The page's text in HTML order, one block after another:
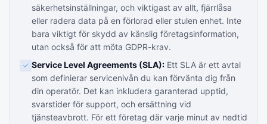
säkerhetsinställningar, och viktigast av allt, fjärrlåsa
eller radera data på en förlorad eller stulen enhet. Inte
bara viktigt för skydd av känslig företagsinformation,
utan också för att möta GDPR-krav.
Service Level Agreements (SLA): Ett SLA är ett avtal
som definierar servicenivån du kan förvänta dig från
din operatör. Det kan inkludera garanterad upptid,
svarstider för support, och ersättning vid
tjänsteavbrott. För ett företag där varje minut av nedtid